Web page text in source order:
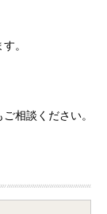
。
相談ください。